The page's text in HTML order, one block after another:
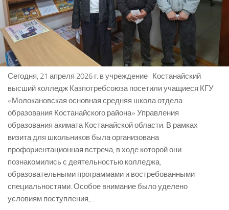
Сегодня, 21 апреля 2026 г. в учреждение Костанайский
высший колледж Казпотребсоюза посетили учащиеся КГУ
«Молокановская основная средняя школа отдела
образования Костанайского района» Управления
образования акимата Костанайской области. В рамках
визита для школьников была организована
профориентационная встреча, в ходе которой они
познакомились с деятельностью колледжа,
образовательными программами и востребованными
специальностями. Особое внимание было уделено
условиям поступления,…